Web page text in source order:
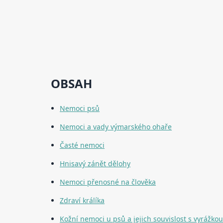
OBSAH
Nemoci psů
Nemoci a vady výmarského ohaře
Časté nemoci
Hnisavý zánět dělohy
Nemoci přenosné na člověka
Zdraví králíka
Kožní nemoci u psů a jejich souvislost s vyrážkou